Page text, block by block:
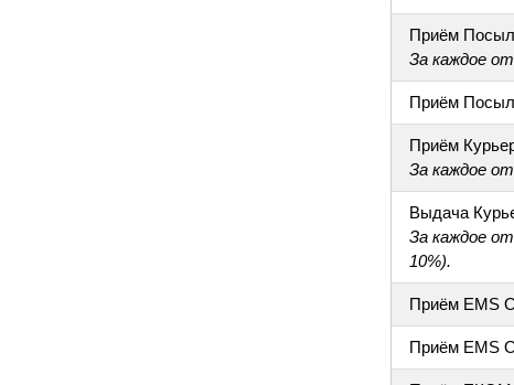
Приём
За каждое
Приём
Приём
За каждое
Выдача
За каждое
10%).
Приём EMS
Приём EMS